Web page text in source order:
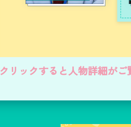
クリックすると人物詳細が